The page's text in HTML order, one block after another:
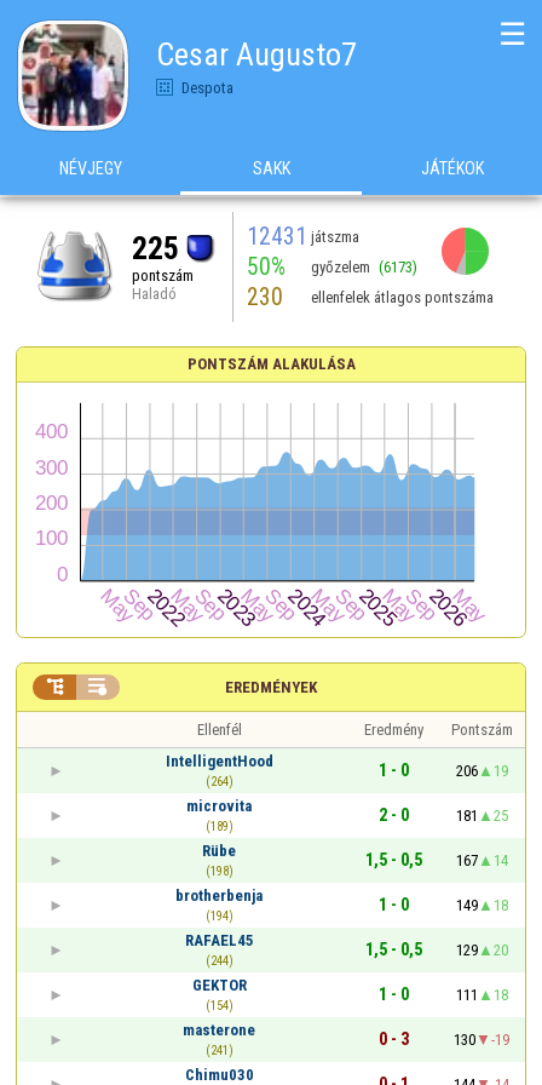
Cesar Augusto7
Despota
☰
NÉVJEGY SAKK JÁTÉKOK
225
pontszám
Haladó
12431 játszma
50% győzelem (6173)
230 ellenfelek átlagos pontszáma
PONTSZÁM ALAKULÁSA
EREDMÉNYEK
 
Ellenfél Eredmény
Pontszám
IntelligentHood
(264)
1 - 0 206
19
microvita
(189)
2 - 0 181
25
Rübe
(198)
1,5 - 0,5 167
14
brotherbenja
(194)
1 - 0 149
18
RAFAEL45
(244)
1,5 - 0,5 129
20
GEKTOR
(154)
1 - 0 111
18
masterone
(241)
0 - 3 130
-19
Chimu030